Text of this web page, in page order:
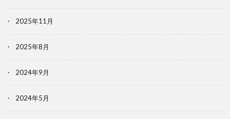
2025年11月
2025年8月
2024年9月
2024年5月